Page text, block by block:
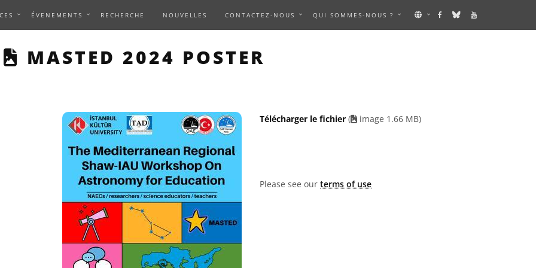
ÉVENEMENTS RECHERCHE NOUVELLES CONTACTEZ-NOUS QUI SOMMES-NOUS ?
THIS PAGE DESCRIBES AN IMAGE
MASTED 2024 POSTER
Télécharger le fichier ( image 1.66 MB)
Please see our terms of use